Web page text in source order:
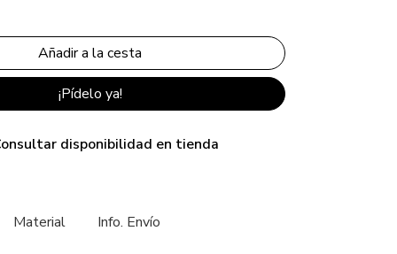
¡Pídelo ya!
disponibilidad en tienda
Material Info. Envío